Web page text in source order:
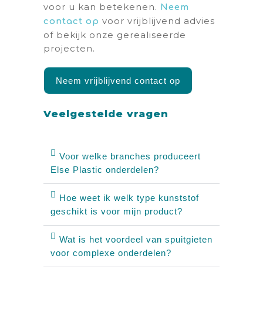
voor u kan betekenen. Neem
contact op voor vrijblijvend advies
of bekijk onze gerealiseerde
projecten.
Neem vrijblijvend contact op
Veelgestelde vragen
Voor welke branches produceert
Else Plastic onderdelen?
Hoe weet ik welk type kunststof
geschikt is voor mijn product?
Wat is het voordeel van spuitgieten
voor complexe onderdelen?